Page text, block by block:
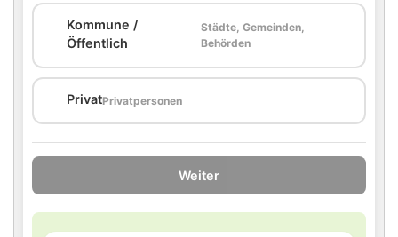
Kommune /
Öffentlich
Städte, Gemeinden,
Behörden
PrivatPrivatpersonen
Weiter